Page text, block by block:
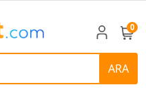
ARA
0